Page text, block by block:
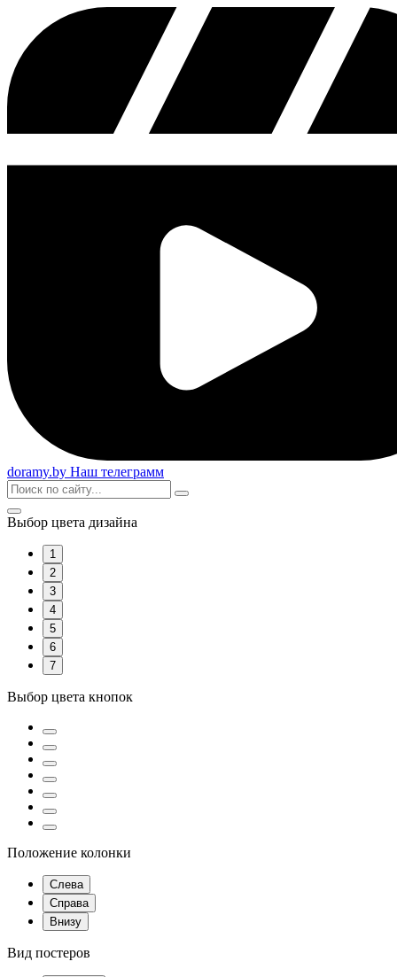
doramy.by Наш телеграмм
Выбор цвета дизайна
1
2
3
4
5
6
7
Выбор цвета кнопок
Положение колонки
Слева
Справа
Внизу
Вид постеров